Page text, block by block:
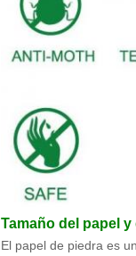
Tamaño del papel
El papel de piedra es